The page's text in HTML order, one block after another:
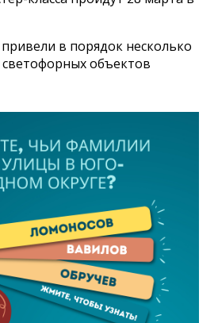
в порядок несколько
объектов